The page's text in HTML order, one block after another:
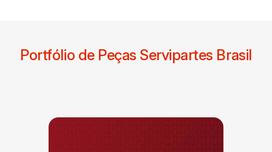
Portfólio de Peças Servipartes Brasil